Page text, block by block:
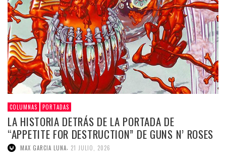
COLUMNAS PORTADAS
LA HISTORIA DETRÁS DE LA PORTADA DE
“APPETITE FOR DESTRUCTION” DE GUNS N’ ROSES
MAX GARCIA LUNA 21 JULIO, 2026